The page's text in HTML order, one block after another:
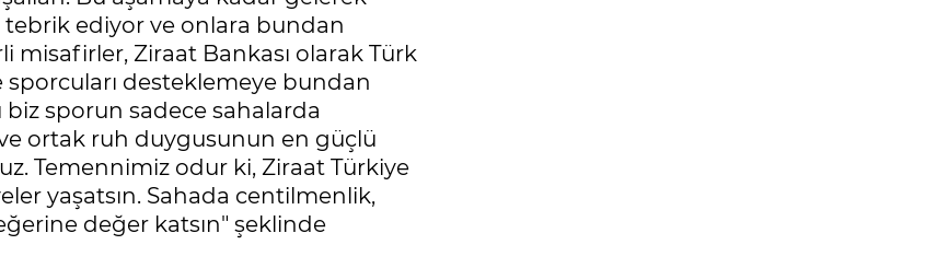
tebrik ediyor ve onlara bundan
misafirler, Ziraat Bankası olarak Türk
desteklemeye bundan
biz sporun sadece sahalarda
ortak ruh duygusunun en güçlü
Temennimiz odur ki, Ziraat Türkiye
yaşatsın. Sahada centilmenlik,
değer katsın" şeklinde